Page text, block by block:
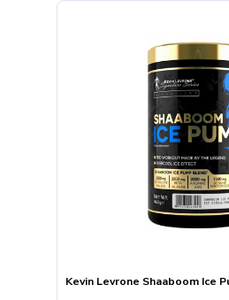
Kevin Levrone Shaaboom Ice